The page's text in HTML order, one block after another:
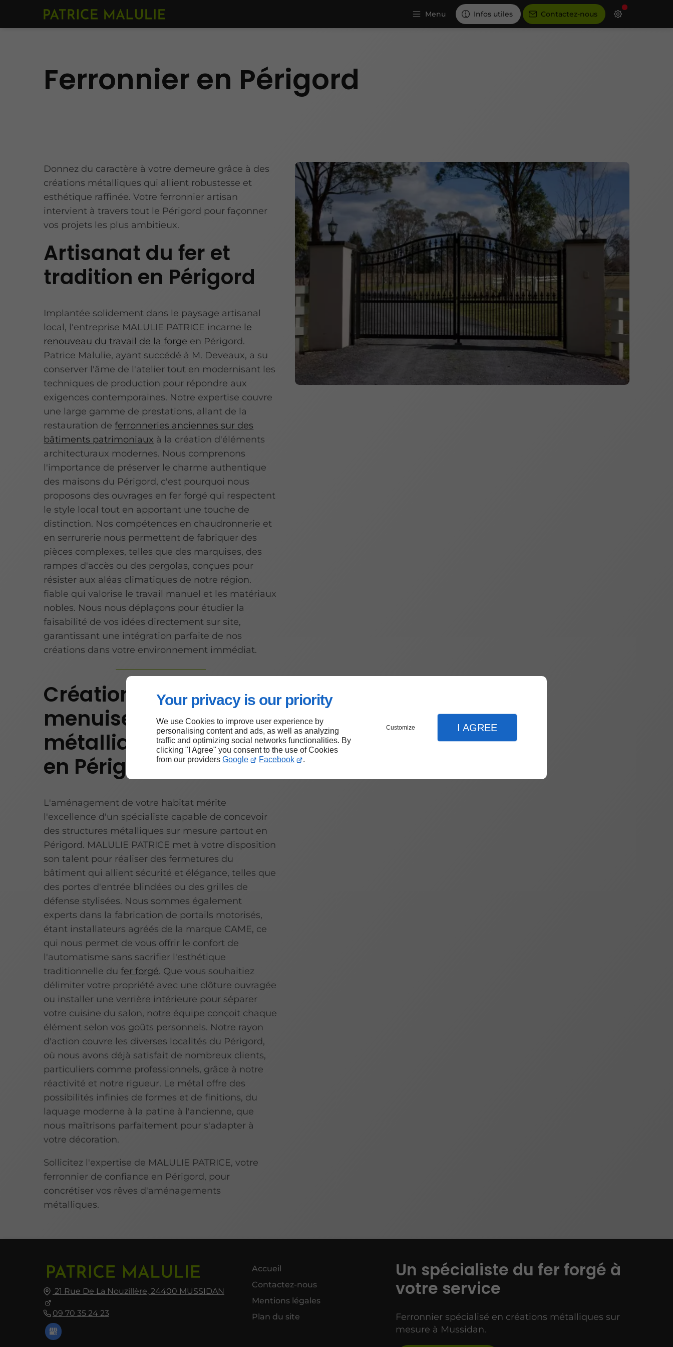
Your privacy is our priority
We use Cookies to improve user experience by
personalising content and ads, as well as analyzing
traffic and optimizing social networks functionalities. By
clicking "I Agree" you consent to the use of Cookies
from our providers Google Facebook .
Customize I AGREE
Menu Infos utiles Contactez-nous
Ferronnier en Périgord
Donnez du caractère à votre demeure grâce à des
créations métalliques qui allient robustesse et
esthétique raffinée. Votre ferronnier artisan
intervient à travers tout le Périgord pour façonner
vos projets les plus ambitieux.
Artisanat du fer et
tradition en Périgord
Implantée solidement dans le paysage artisanal
local, l'entreprise MALULIE PATRICE incarne le
renouveau du travail de la forge en Périgord.
Patrice Malulie, ayant succédé à M. Deveaux, a su
conserver l'âme de l'atelier tout en modernisant les
techniques de production pour répondre aux
exigences contemporaines. Notre expertise couvre
une large gamme de prestations, allant de la
restauration deferronneries anciennes sur des
bâtiments patrimoniaux à la création d'éléments
architecturaux modernes. Nous comprenons
l'importance de préserver le charme authentique
des maisons du Périgord, c'est pourquoi nous
proposons des ouvrages en fer forgé qui respectent
le style local tout en apportant une touche de
distinction. Nos compétences en chaudronnerie et
en serrurerie nous permettent de fabriquer des
pièces complexes, telles que des marquises, des
rampes d'accès ou des pergolas, conçues pour
résister aux aléas climatiques de notre région.
fiable qui valorise le travail manuel et les matériaux
nobles. Nous nous déplaçons pour étudier la
faisabilité de vos idées directement sur site,
garantissant une intégration parfaite de nos
créations dans votre environnement immédiat.
Création de
menuiseries
métalliques uniques
en Périgord
L'aménagement de votre habitat mérite
l'excellence d'un spécialiste capable de concevoir
des structures métalliques sur mesure partout en
Périgord. MALULIE PATRICE met à votre disposition
son talent pour réaliser des fermetures du
bâtiment qui allient sécurité et élégance, telles que
des portes d'entrée blindées ou des grilles de
défense stylisées. Nous sommes également
experts dans la fabrication de portails motorisés,
étant installateurs agréés de la marque CAME, ce
qui nous permet de vous offrir le confort de
l'automatisme sans sacrifier l'esthétique
traditionnelle dufer forgé. Que vous souhaitiez
délimiter votre propriété avec une clôture ouvragée
ou installer une verrière intérieure pour séparer
votre cuisine du salon, notre équipe conçoit chaque
élément selon vos goûts personnels. Notre rayon
d'action couvre les diverses localités du Périgord,
où nous avons déjà satisfait de nombreux clients,
particuliers comme professionnels, grâce à notre
réactivité et notre rigueur. Le métal offre des
possibilités infinies de formes et de finitions, du
laquage moderne à la patine à l'ancienne, que
nous maîtrisons parfaitement pour s'adapter à
votre décoration.
Sollicitez l'expertise de MALULIE PATRICE, votre
ferronnier de confiance en Périgord, pour
concrétiser vos rêves d'aménagements
métalliques.
21 Rue De La Nouzillère, 24400 MUSSIDAN
09 70 35 24 23
Accueil
Contactez-nous
Mentions légales
Plan du site
Un spécialiste du fer forgé à
votre service
Ferronnier spécialisé en créations métalliques sur
mesure à Mussidan.